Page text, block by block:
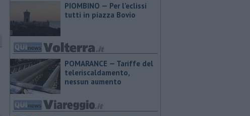
PIOMBINO — Per l'eclissi
tutti in piazza Bovio
POMARANCE — Tariffe del
teleriscaldamento,
nessun aumento